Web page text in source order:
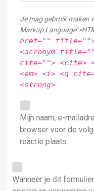
Je mag gebruik maken
Markup
href=""
<acronym
cite=""> <cite>
<em> <i> <q
<strong>
Mijn naam, e-
browser voor de
reactie plaats.
Wanneer je dit